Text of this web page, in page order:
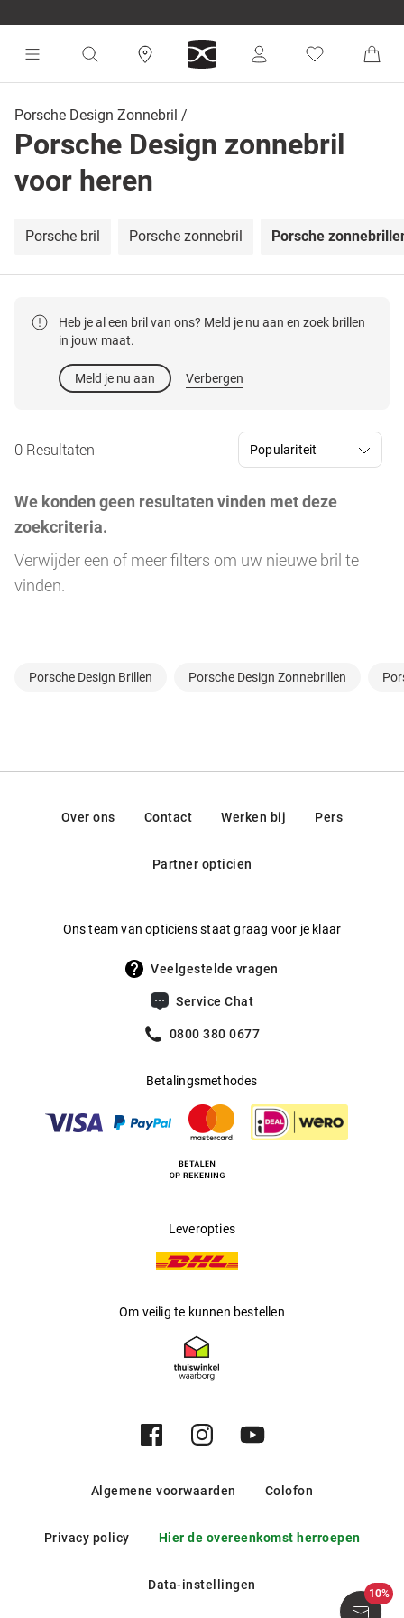
Porsche Design Zonnebril
Porsche Design zonnebril
voor heren
Porsche bril Porsche zonnebril Porsche
Heb je al een bril van ons? Meld je nu aan en zoek brillen
in jouw maat.
Meld je nu aan Verbergen
0 Resultaten
We konden geen resultaten vinden met deze
zoekcriteria.
Verwijder een of meer filters om uw nieuwe bril te
vinden.
Porsche Design Brillen Porsche Design Zonnebrillen
10%
Over ons Contact Werken bij Pers
Partner opticien
Ons team van opticiens staat graag voor je klaar
Veelgestelde vragen
Service Chat
0800 380 0677
Betalingsmethodes
Leveropties
Om veilig te kunnen bestellen
Algemene voorwaarden Colofon
Privacy policy Hier de overeenkomst herroepen
Data-instellingen